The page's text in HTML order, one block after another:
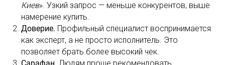
Киев». Узкий запрос — меньше конкурентов, выше
намерение купить.
Доверие. Профильный специалист воспринимается
как эксперт, а не просто исполнитель. Это
позволяет брать более высокий чек.